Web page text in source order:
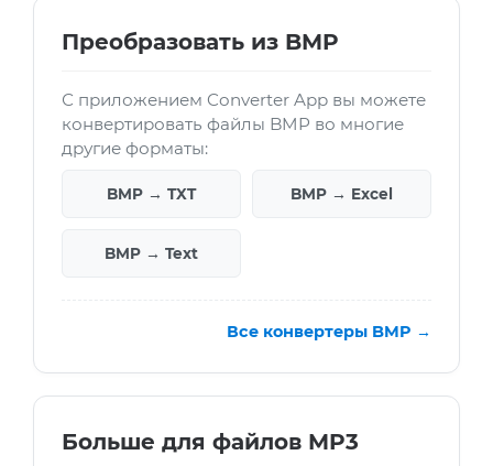
Преобразовать из BMP
С приложением Converter App вы можете
конвертировать файлы BMP во многие
другие форматы:
BMP → TXT BMP → Excel
BMP → Text
Все конвертеры BMP →
Больше для файлов MP3